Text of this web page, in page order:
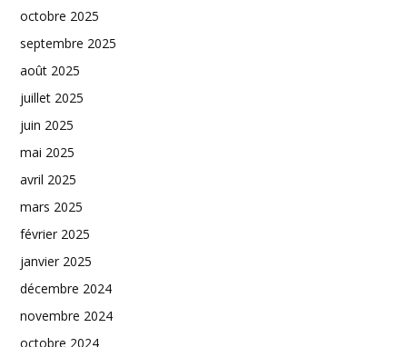
octobre 2025
septembre 2025
août 2025
juillet 2025
juin 2025
mai 2025
avril 2025
mars 2025
février 2025
janvier 2025
décembre 2024
novembre 2024
octobre 2024